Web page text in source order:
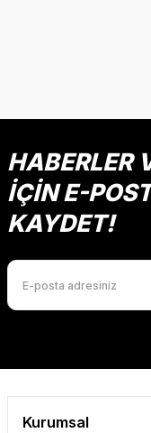
HABERLER
İÇİN E-
KAYDET!
Kurumsal